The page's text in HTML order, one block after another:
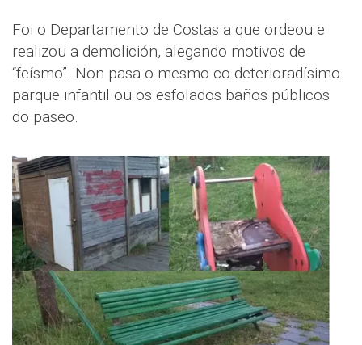
Foi o Departamento de Costas a que ordeou e
realizou a demolición, alegando motivos de
“feísmo”. Non pasa o mesmo co deterioradísimo
parque infantil ou os esfolados baños públicos
do paseo.